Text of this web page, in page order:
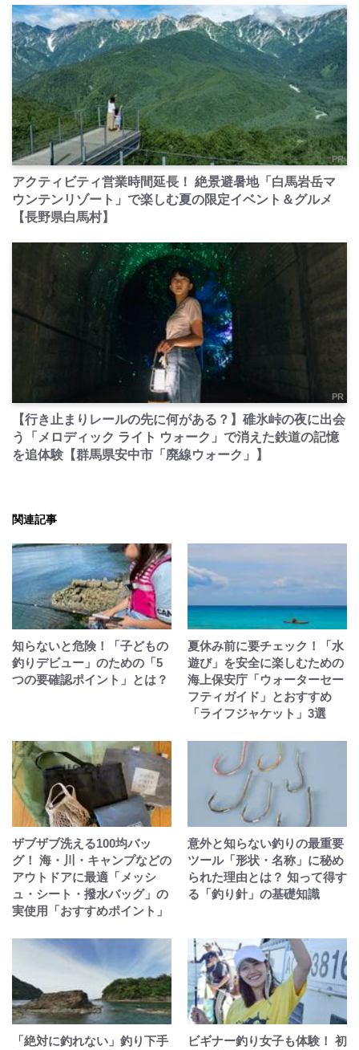
PR
アクティビティ営業時間延長！ 絶景避暑地「白馬岩岳マ
ウンテンリゾート」で楽しむ夏の限定イベント＆グルメ
【長野県白馬村】
PR
【行き止まりレールの先に何がある？】碓氷峠の夜に出会
う「メロディック ライト ウォーク」で消えた鉄道の記憶
を追体験【群馬県安中市「廃線ウォーク」】
関連記事
知らないと危険！「子どもの
釣りデビュー」のための「5
つの要確認ポイント」とは？
夏休み前に要チェック！「水
遊び」を安全に楽しむための
海上保安庁「ウォーターセー
フティガイド」とおすすめ
「ライフジャケット」3選
ザブザブ洗える100均バッ
グ！ 海・川・キャンプなどの
アウトドアに最適「メッシ
ュ・シート・撥水バッグ」の
実使用「おすすめポイント」
意外と知らない釣りの最重要
ツール「形状・名称」に秘め
られた理由とは？ 知って得す
る「釣り針」の基礎知識
「絶対に釣れない」釣り下手
ビギナー釣り女子も体験！ 初